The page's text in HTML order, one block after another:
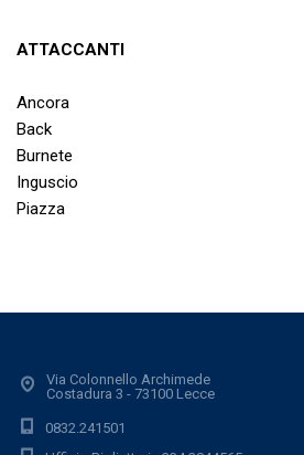
ATTACCANTI
Ancora
Back
Burnete
Inguscio
Piazza
Via Colonnello Archimede
Costadura 3 - 73100 Lecce
0832.241501